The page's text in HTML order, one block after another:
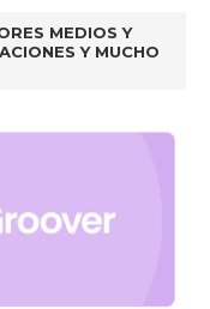
MEDIOS Y
Y MUCHO